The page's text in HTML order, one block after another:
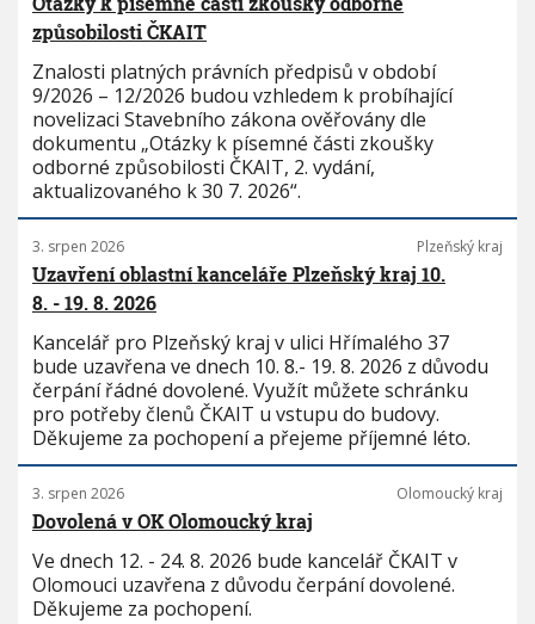
způsobilosti ČKAIT
Znalosti platných právních předpisů v období
9/2026 – 12/2026 budou vzhledem k probíhající
novelizaci Stavebního zákona ověřovány dle
dokumentu „Otázky k písemné části zkoušky
odborné způsobilosti ČKAIT, 2. vydání,
aktualizovaného k 30 7. 2026“.
3. srpen 2026 Plzeňský kraj
Uzavření oblastní kanceláře Plzeňský kraj 10.
8. - 19. 8. 2026
Kancelář pro Plzeňský kraj v ulici Hřímalého 37
bude uzavřena ve dnech 10. 8.- 19. 8. 2026 z důvodu
čerpání řádné dovolené. Využít můžete schránku
pro potřeby členů ČKAIT u vstupu do budovy.
Děkujeme za pochopení a přejeme příjemné léto.
3. srpen 2026 Olomoucký kraj
Dovolená v OK Olomoucký kraj
Ve dnech 12. - 24. 8. 2026 bude kancelář ČKAIT v
Olomouci uzavřena z důvodu čerpání dovolené.
Děkujeme za pochopení.